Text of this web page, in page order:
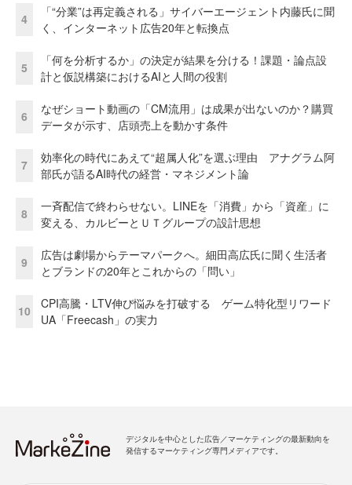
4
「“分業”は再定義される」サイバーエージェント内藤氏に聞
く、インターネット広告20年と転換点
5
「何を分析するか」の決定が結果を分ける！課題・論点設
計と仮説構築におけるAIと人間の役割
6
なぜショート動画の「CM流用」は成果が出ないのか？購買
データが示す、店頭売上を動かす条件
7
効率化の時代にあえて“超属人化”を選ぶ理由 アナグラム阿
部氏が語るAI時代の経営・マネジメント論
8
一斉配信で終わらせない。LINEを「消費」から「資産」に
変える、カルビーとＵＴグループの設計思想
9
広告は劇場からテーマパークへ。細田高広氏に聞く生活者
とブランドの20年とこれからの「問い」
10
CPI高騰・LTV伸び悩みを打破する ゲーム特化型リワード
UA「Freecash」の実力
デジタルを中心とした広告／マーケティングの最新動向を
発信するマーケティング専門メディアです。